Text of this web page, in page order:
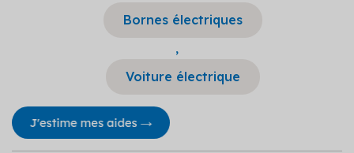
Bornes électriques
,
Voiture électrique